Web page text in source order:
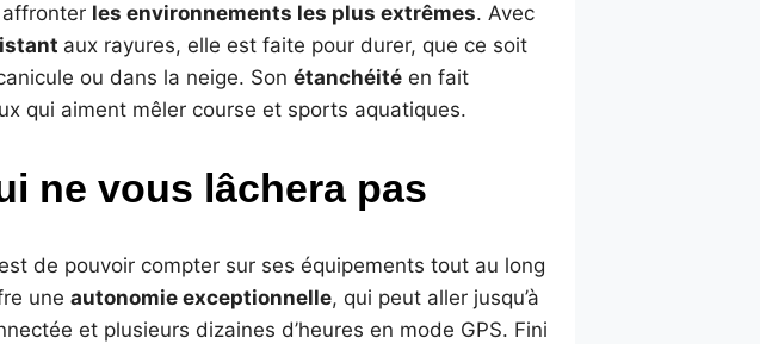
les environnements les plus extrêmes. Avec
aux rayures, elle est faite pour durer, que ce soit
ou dans la neige. Son étanchéité en fait
qui aiment mêler course et sports aquatiques.
ne vous lâchera pas
de pouvoir compter sur ses équipements tout au long
une autonomie exceptionnelle, qui peut aller jusqu’à
et plusieurs dizaines d’heures en mode GPS. Fini